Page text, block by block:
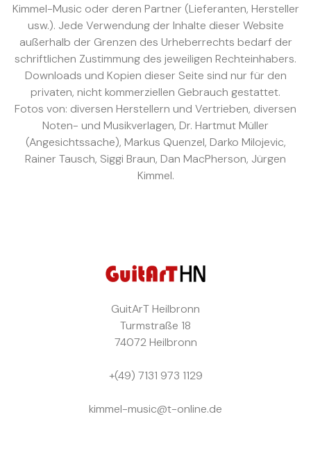
Kimmel-Music oder deren Partner (Lieferanten, Hersteller
usw.). Jede Verwendung der Inhalte dieser Website
außerhalb der Grenzen des Urheberrechts bedarf der
schriftlichen Zustimmung des jeweiligen Rechteinhabers.
Downloads und Kopien dieser Seite sind nur für den
privaten, nicht kommerziellen Gebrauch gestattet.
Fotos von: diversen Herstellern und Vertrieben, diversen
Noten- und Musikverlagen, Dr. Hartmut Müller
(Angesichtssache), Markus Quenzel, Darko Milojevic,
Rainer Tausch, Siggi Braun, Dan MacPherson, Jürgen
Kimmel.
GuitArTHeilbronn
Turmstraße 18
74072 Heilbronn
+(49) 7131 973 1129
kimmel-music@t-online.de